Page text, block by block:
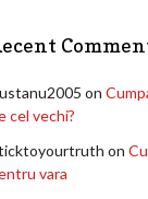
on
cel vechi?
on
vara